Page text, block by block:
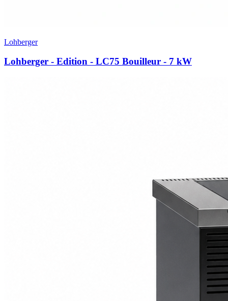
Lohberger
Lohberger - Edition - LC75 Bouilleur - 7 kW